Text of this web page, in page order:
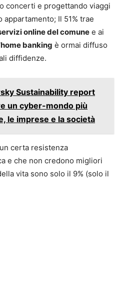
concerti e progettando viaggi
Il 51% trae
online del comune e ai
home banking è ormai diffuso
diffidenze.
Sustainability report
un cyber-mondo più
le imprese e la società
certa resistenza
e che non credono migliori
vita sono solo il 9% (solo il